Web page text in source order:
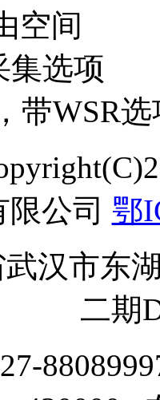
空间
集选项
带WSR
限公司 鄂
汉市东
二期